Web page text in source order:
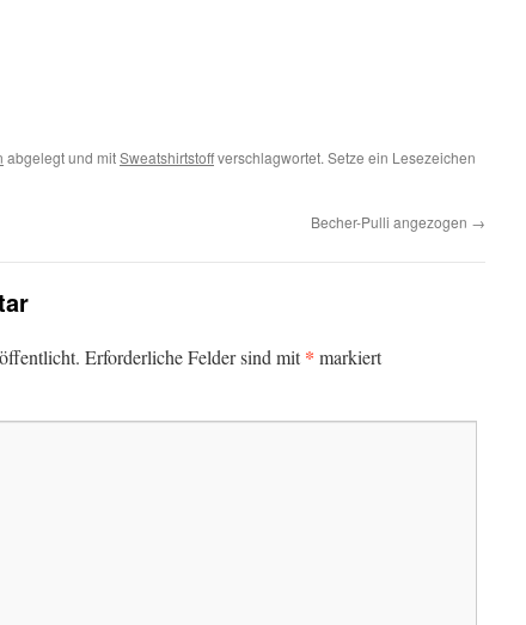
abgelegt und mitSweatshirtstoffverschlagwortet. Setze ein Lesezeichen
Becher-Pulli angezogen →
Erforderliche Felder sind mit* markiert